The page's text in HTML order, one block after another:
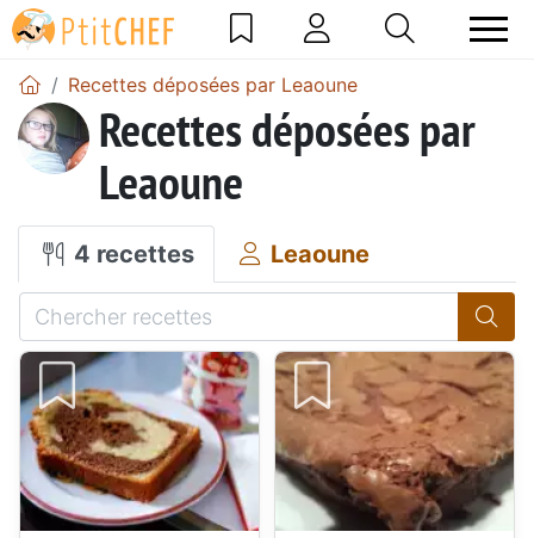
Recettes déposées par Leaoune
Recettes déposées par
Leaoune
4 recettes Leaoune